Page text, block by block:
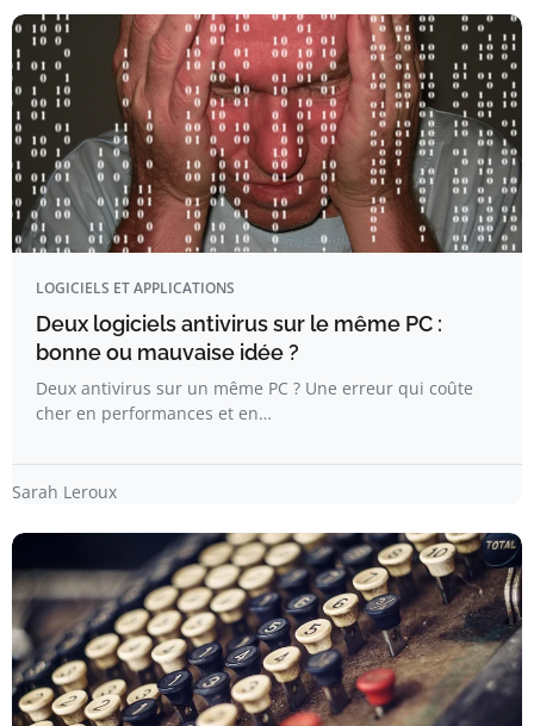
LOGICIELS ET APPLICATIONS
Deux logiciels antivirus sur le même PC :
bonne ou mauvaise idée ?
Deux antivirus sur un même PC ? Une erreur qui coûte
cher en performances et en…
Sarah Leroux